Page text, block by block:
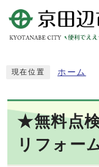
現在位置 ホーム
★無料点
リフォー